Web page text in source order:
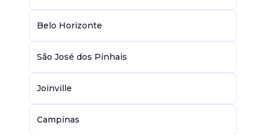
Belo Horizonte
São José dos Pinhais
Joinville
Campinas